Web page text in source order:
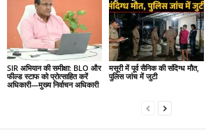
SIR अभियान की समीक्षा: BLO और
फील्ड स्टाफ को प्रोत्साहित करें
अधिकारी—मुख्य निर्वाचन अधिकारी
मसूरी में पूर्व सैनिक की संदिग्ध मौत,
पुलिस जांच में जुटी